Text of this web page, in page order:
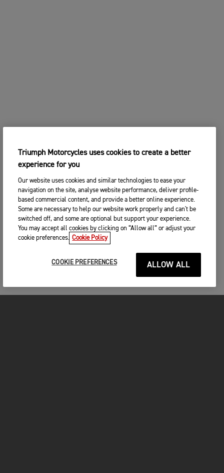
Triumph Motorcycles uses cookies to create a better
experience for you
Our website uses cookies and similar technologies to ease your
navigation on the site, analyse website performance, deliver profile-
based commercial content, and provide a better online experience.
Some are necessary to help our website work properly and can't be
switched off, and some are optional but support your experience.
You may accept all cookies by clicking on “Allow all” or adjust your
cookie preferences. Cookie Policy
COOKIE PREFERENCES ALLOW ALL